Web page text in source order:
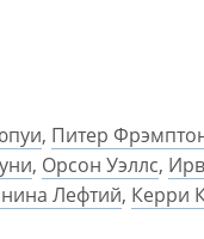
, Питер
, Орсон Уэллс,
Лефтий, Керри